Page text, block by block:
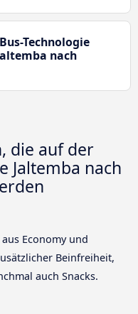
Technologie
nach
die auf der
Jaltemba nach
Economy und
Beinfreiheit,
auch Snacks.